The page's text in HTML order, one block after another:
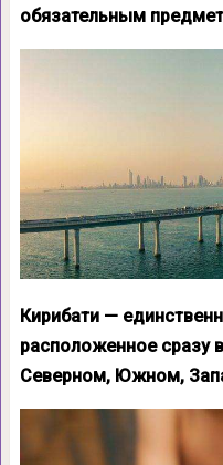
обязательным
Кирибати —
расположенное сразу
Северном, Южном,